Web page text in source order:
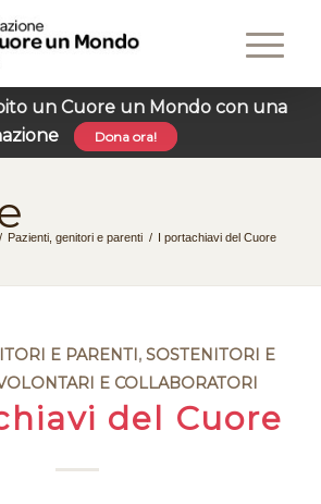
un Cuore un Mondo con una
Dona ora!
/ Pazienti, genitori e parenti / I portachiavi del Cuore
E PARENTI,SOSTENITORI E
E COLLABORATORI
del Cuore